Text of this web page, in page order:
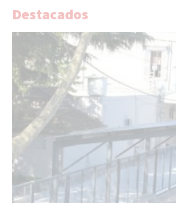
Destacados